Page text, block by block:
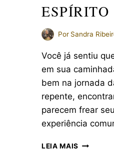
ESPÍRITO
Por Sandra
Você já sentiu
em sua
bem na jornada
repente,
parecem frear
experiência
LEIA MAIS